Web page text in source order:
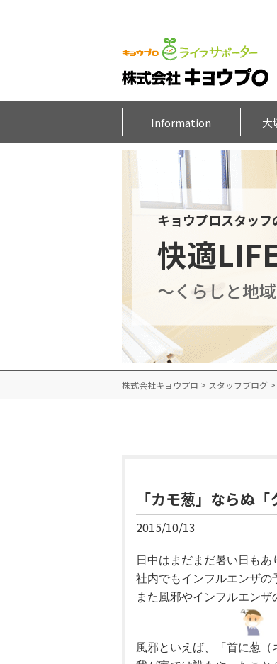
Information 大
キョウプロスタッフ
快適
～くらしと地
株式会社キョウプロ > スタッフブログ >
「カモ葱」ならぬ
2015/10/13
日中はまだまだ暑い日もあ
社内でもインフルエンザ
また風邪やインフルエンザ
風邪といえば、「首